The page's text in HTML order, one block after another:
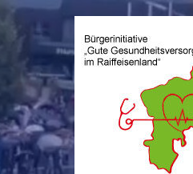
Zum
springen